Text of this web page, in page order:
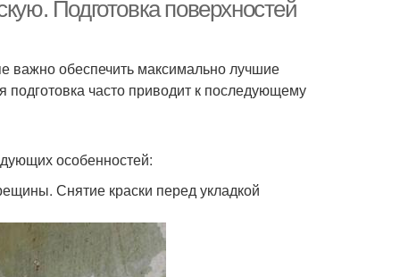
Подготовка поверхностей
важно обеспечить максимально лучшие
часто приводит к последующему
особенностей:
Снятие краски перед укладкой